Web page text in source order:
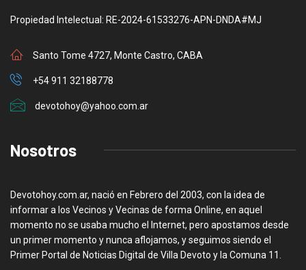
Propiedad Intelectual: RE-2024-61533276-APN-DNDA#MJ
Santo Tome 4727, Monte Castro, CABA
+54 911 32188778
devotohoy@yahoo.com.ar
Nosotros
Devotohoy.com.ar, nació en Febrero del 2003, con la idea de
informar a los Vecinos y Vecinas de forma Online, en aquel
momento no se usaba mucho el Internet, pero apostamos desde
un primer momento y nunca aflojamos, y seguimos siendo el
Primer Portal de Noticias Digital de Villa Devoto y la Comuna 11.